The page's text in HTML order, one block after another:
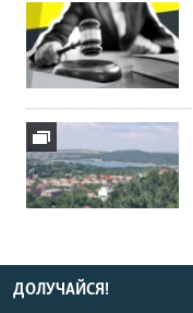
ДОЛУЧАЙСЯ!